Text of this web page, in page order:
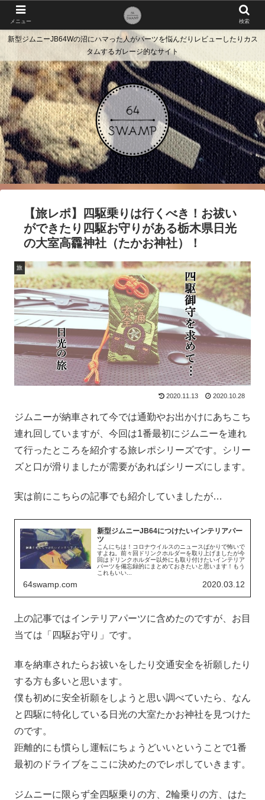
新型ジムニーJB64Wの沼にハマった人がパーツを悩んだりレビューしたりカス
タムするガレージ的なサイト
【旅レポ】四駆乗りは行くべき！お祓い
ができたり四駆お守りがある栃木県日光
の大室高龗神社（たかお神社）！
旅
2020.11.13 2020.10.28
ジムニーが納車されて今では通勤やお出かけにあちこち
連れ回していますが、今回は1番最初にジムニーを連れ
て行ったところを紹介する旅レポシリーズです。シリー
ズと口が滑りましたが需要があればシリーズにします。
実は前にこちらの記事でも紹介していましたが…
新型ジムニーJB64につけたいインテリアパー
ツ
こんにちは！コロナウイルスのニュースばかりで怖いで
すよね。前々回ドリンクホルダーを取り上げましたが今
回はドリンクホルダー以外にも取り付けたいインテリア
パーツを備忘録的にまとめておきたいと思います！もう
これもいい...
64swamp.com 2020.03.12
上の記事ではインテリアパーツに含めたのですが、お目
当ては「四駆お守り」です。
車を納車されたらお祓いをしたり交通安全を祈願したり
する方も多いと思います。
僕も初めに安全祈願をしようと思い調べていたら、なん
と四駆に特化している日光の大室たかお神社を見つけた
のです。
距離的にも慣らし運転にちょうどいいということで1番
最初のドライブをここに決めたのでレポしていきます。
ジムニーに限らず全四駆乗りの方、2輪乗りの方、はた
メニュー 検索